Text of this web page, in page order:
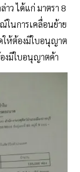
ว ได้แก่ มาตรา 8
นการเคลื่อนย้าย
ให้ต้องมีใบอนุญาต
งมีใบอนุญาตค้า